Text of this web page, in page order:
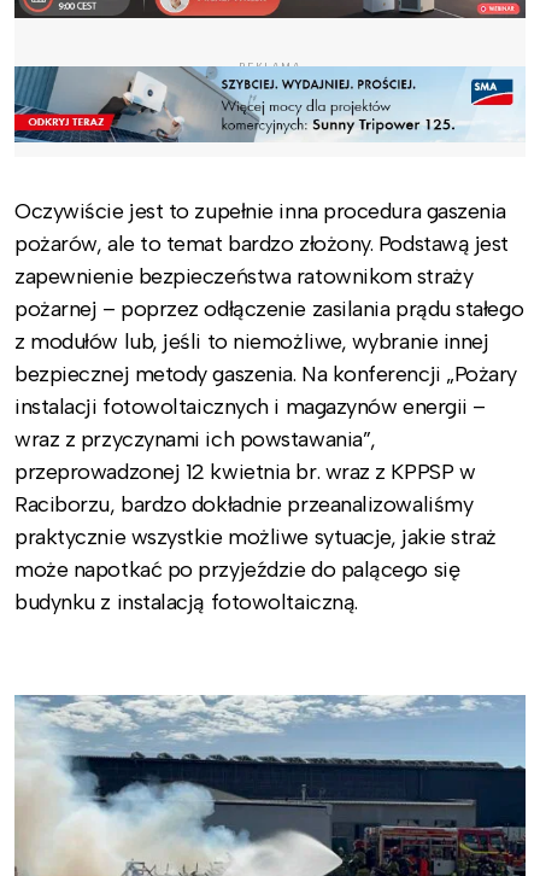
REKLAMA
Oczywiście jest to zupełnie inna procedura gaszenia
pożarów, ale to temat bardzo złożony. Podstawą jest
zapewnienie bezpieczeństwa ratownikom straży
pożarnej – poprzez odłączenie zasilania prądu stałego
z modułów lub, jeśli to niemożliwe, wybranie innej
bezpiecznej metody gaszenia. Na konferencji „Pożary
instalacji fotowoltaicznych i magazynów energii –
wraz z przyczynami ich powstawania”,
przeprowadzonej 12 kwietnia br. wraz z KPPSP w
Raciborzu, bardzo dokładnie przeanalizowaliśmy
praktycznie wszystkie możliwe sytuacje, jakie straż
może napotkać po przyjeździe do palącego się
budynku z instalacją fotowoltaiczną.